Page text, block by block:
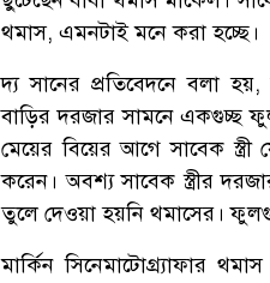
থমাস, এমনটাই মনে করা হচ্ছে।
দ্য সানের প্রতিবেদনে বলা হয়,
বাড়ির দরজার সামনে একগুচ্ছ
মেয়ের বিয়ের আগে সাবেক
করেন। অবশ্য সাবেক স্ত্রীর
তুলে দেওয়া হয়নি থমাসের।
মার্কিন সিনেমাটোগ্র্যাফার